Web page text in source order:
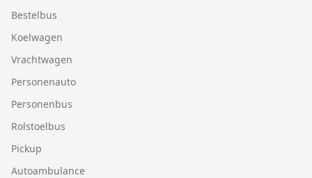
Bestelbus
Koelwagen
Vrachtwagen
Personenauto
Personenbus
Rolstoelbus
Pickup
Autoambulance